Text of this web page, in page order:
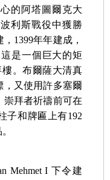
的阿塔圖爾克大
利斯戰役中獲勝
1399年年建成，
是一個巨大的矩
。布爾薩大清真
，又使用許多塞爾
崇拜者祈禱前可在
子和牌匾上有192
Mehmet I 下令建